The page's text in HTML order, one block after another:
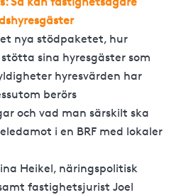
nya stödpaketet, hur
sina hyresgäster som
hyresvärden har
berörs
och vad man särskilt ska
i en BRF med lokaler
Heikel, näringspolitisk
fastighetsjurist Joel